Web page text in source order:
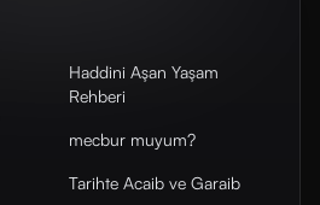
Haddini Aşan Yaşam
Rehberi
mecbur muyum?
Tarihte Acaib ve Garaib